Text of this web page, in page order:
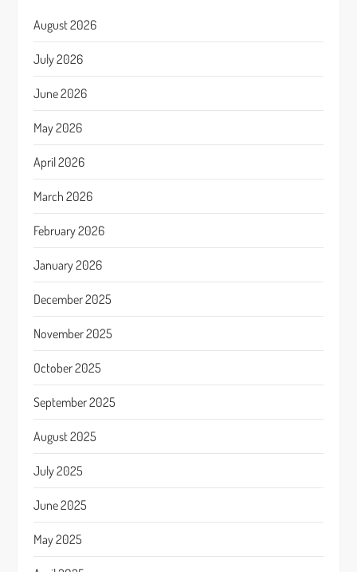
August 2026
July 2026
June 2026
May 2026
April 2026
March 2026
February 2026
January 2026
December 2025
November 2025
October 2025
September 2025
August 2025
July 2025
June 2025
May 2025